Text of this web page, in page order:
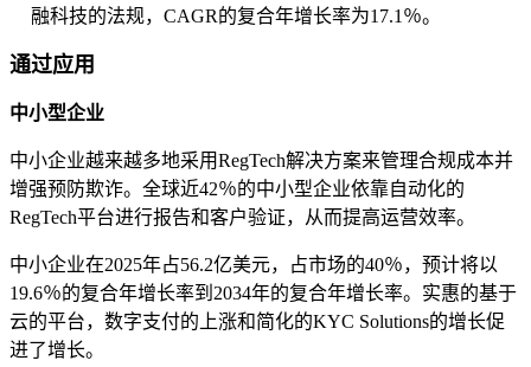
融科技的法规，CAGR的复合年增长率为17.1％。
通过应用
中小型企业
中小企业越来越多地采用RegTech解决方案来管理合规成本并
增强预防欺诈。全球近42％的中小型企业依靠自动化的
RegTech平台进行报告和客户验证，从而提高运营效率。
中小企业在2025年占56.2亿美元，占市场的40％，预计将以
19.6％的复合年增长率到2034年的复合年增长率。实惠的基于
云的平台，数字支付的上涨和简化的KYC Solutions的增长促
进了增长。